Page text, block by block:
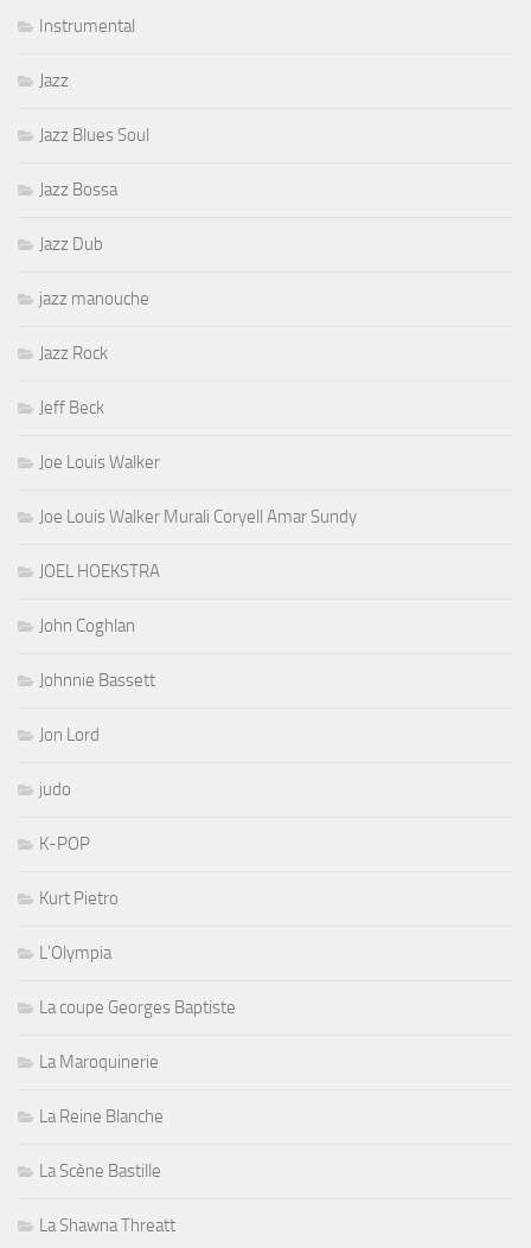
Instrumental
Jazz
Jazz Blues Soul
Jazz Bossa
Jazz Dub
jazz manouche
Jazz Rock
Jeff Beck
Joe Louis Walker
Joe Louis Walker Murali Coryell Amar Sundy
JOEL HOEKSTRA
John Coghlan
Johnnie Bassett
Jon Lord
judo
K-POP
Kurt Pietro
L'Olympia
La coupe Georges Baptiste
La Maroquinerie
La Reine Blanche
La Scène Bastille
La Shawna Threatt